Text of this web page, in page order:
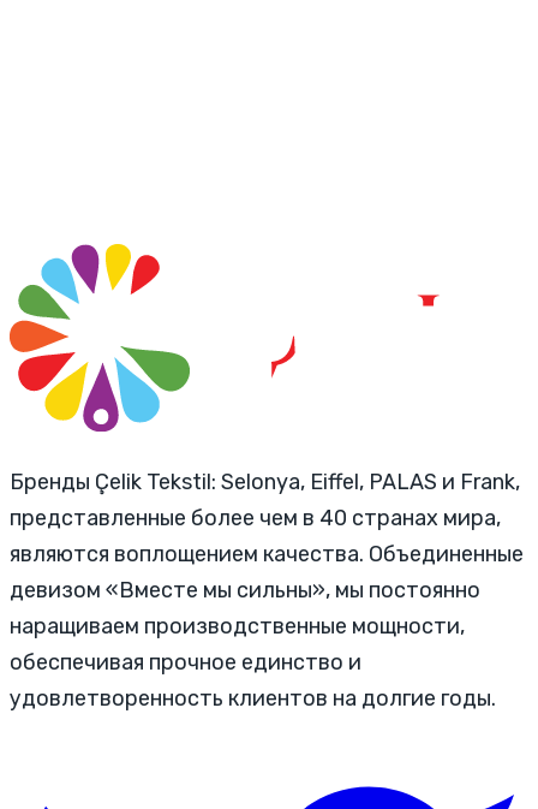
Бренды Çelik Tekstil: Selonya, Eiffel, PALAS и Frank,
представленные более чем в 40 странах мира,
являются воплощением качества. Объединенные
девизом «Вместе мы сильны», мы постоянно
наращиваем производственные мощности,
обеспечивая прочное единство и
удовлетворенность клиентов на долгие годы.